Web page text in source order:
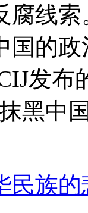
腐线
国的
发布
黑中
民族的